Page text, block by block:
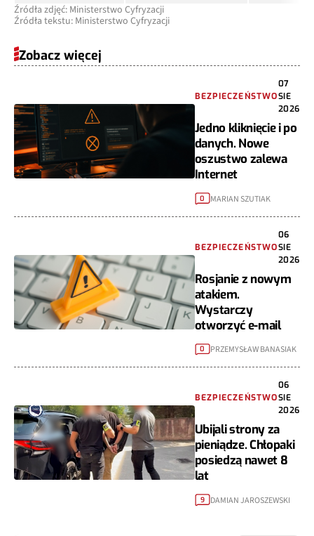
Źródła zdjęć: Ministerstwo Cyfryzacji
Źródła tekstu: Ministerstwo Cyfryzacji
Zobacz więcej
BEZPIECZEŃSTWO
07
SIE
2026
Jedno kliknięcie i po
danych. Nowe
oszustwo zalewa
Internet
0 MARIAN SZUTIAK
BEZPIECZEŃSTWO
06
SIE
2026
Rosjanie z nowym
atakiem.
Wystarczy
otworzyć e-mail
0 PRZEMYSŁAW BANASIAK
BEZPIECZEŃSTWO
06
SIE
2026
Ubijali strony za
pieniądze. Chłopaki
posiedzą nawet 8
lat
9 DAMIAN JAROSZEWSKI